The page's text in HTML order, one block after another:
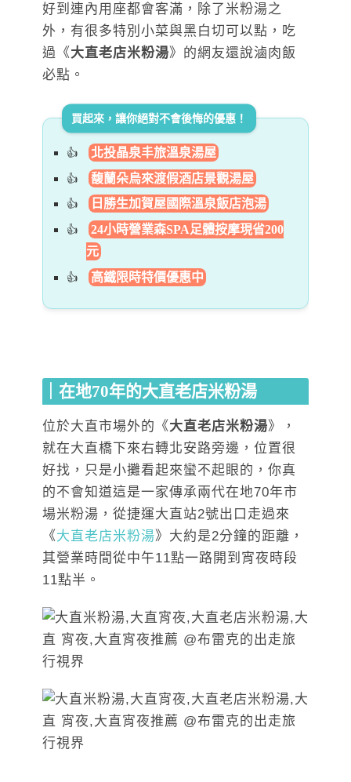
好到連內用座都會客滿，除了米粉湯之
外，有很多特別小菜與黑白切可以點，吃
過《大直老店米粉湯》的網友還說滷肉飯
必點。
買起來，讓你絕對不會後悔的優惠！
北投晶泉丰旅溫泉湯屋
馥蘭朵烏來渡假酒店景觀湯屋
日勝生加賀屋國際溫泉飯店泡湯
24小時營業森SPA足體按摩現省200
元
高鐵限時特價優惠中
｜在地70年的大直老店米粉湯
位於大直市場外的《大直老店米粉湯》，
就在大直橋下來右轉北安路旁邊，位置很
好找，只是小攤看起來蠻不起眼的，你真
的不會知道這是一家傳承兩代在地70年市
場米粉湯，從捷運大直站2號出口走過來
《大直老店米粉湯》大約是2分鐘的距離，
其營業時間從中午11點一路開到宵夜時段
11點半。